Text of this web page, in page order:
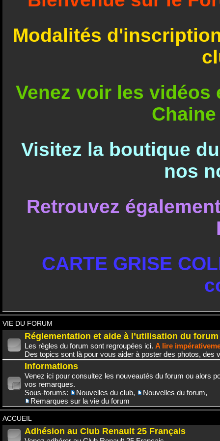
Modalités
Venez voir les
Visitez la boutique
nos
Retrouvez
CARTE GRISE
VIE DU FORUM
Réglementation et aide à l’utilisation du forum
Les règles du forum sont regroupées ici. A lire
Des topics sont là pour vous aider à poster des photos, des
Informations
Venez ici pour consultez les nouveautés du forum ou alors
vos remarques.
Sous-forums:
Nouvelles du club, Nouvelles du forum,
Remarques sur la vie du forum
ACCUEIL
Adhésion au Club Renault 25 Français